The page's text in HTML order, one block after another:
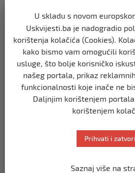
prije 10 mjeseci
SVIJET
Brod “Mikeno”
i uplovio u Gazu –
vijori zastavu BiH
prije 10 mjeseci
nekoliko eksplozija:
policijske snage na
U skladu s novom
Uskvijesti.ba je nadogradio
korištenja kolačića (Cookies).
kako bismo vam omogućili
usluge, što bolje korisničko
našeg portala, prikaz
funkcionalnosti koje inače ne
Daljnjim korištenjem
korištenjem
Prihvati i zatvori
Saznaj više na